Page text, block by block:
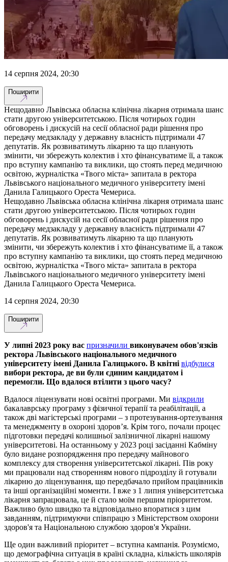
14 серпня 2024, 20:30
Поширити
Нещодавно Львівська обласна клінічна лікарня отримала шанс
стати другою університетською. Після чотирьох годин
обговорень і дискусій на сесії обласної ради рішення про
передачу медзакладу у державну власність підтримали 47
депутатів. Як розвиватимуть лікарню та що планують
змінити, чи збережуть колектив і хто фінансуватиме її, а також
про вступну кампанію та виклики, що стоять перед медичною
освітою, журналістка «Твого міста» запитала в ректора
Львівського національного медичного університету імені
Данила Галицького Ореста Чемериса.
Нещодавно Львівська обласна клінічна лікарня отримала шанс
стати другою університетською. Після чотирьох годин
обговорень і дискусій на сесії обласної ради рішення про
передачу медзакладу у державну власність підтримали 47
депутатів. Як розвиватимуть лікарню та що планують
змінити, чи збережуть колектив і хто фінансуватиме її, а також
про вступну кампанію та виклики, що стоять перед медичною
освітою, журналістка «Твого міста» запитала в ректора
Львівського національного медичного університету імені
Данила Галицького Ореста Чемериса.
14 серпня 2024, 20:30
Поширити
У липні 2023 року вас призначили виконувачем обов'язків
ректора Львівського національного медичного
університету імені Данила Галицького. В квітні відбулися
вибори ректора, де ви були єдиним кандидатом і
перемогли. Що вдалося втілити з цього часу?
Вдалося ліцензувати нові освітні програми. Ми відкрили
бакалаврську програму з фізичної терапії та реабілітації, а
також дві магістерські програми – з протезування-ортезування
та менеджменту в охороні здоровʼя. Крім того, почали процес
підготовки передачі колишньої залізничної лікарні нашому
університетові. На останньому у 2023 році засіданні Кабміну
було видане розпорядження про передачу майнового
комплексу для створення університетської лікарні. Пів року
ми працювали над створенням нового підрозділу й готували
лікарню до ліцензування, що передбачало прийом працівників
та інші організаційні моменти. І вже з 1 липня університетська
лікарня запрацювала, це й стало моїм першим пріоритетом.
Важливо було швидко та відповідально впоратися з цим
завданням, підтримуючи співпрацю з Міністерством охорони
здоров'я та Національною службою здоров'я України.
Ще один важливий пріоритет – вступна кампанія. Розуміємо,
що демографічна ситуація в країні складна, кількість школярів